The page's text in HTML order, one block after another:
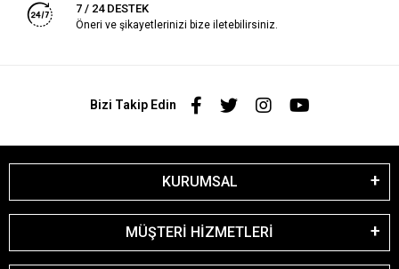
7 / 24 DESTEK
Öneri ve şikayetlerinizi bize iletebilirsiniz.
Bizi Takip Edin
KURUMSAL
MÜŞTERİ HİZMETLERİ